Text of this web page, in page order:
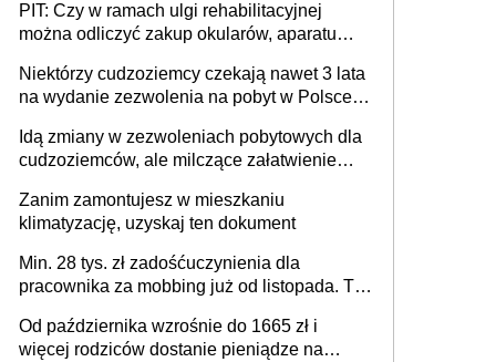
dni od ustania stosunku pracy
PIT: Czy w ramach ulgi rehabilitacyjnej
można odliczyć zakup okularów, aparatu
Niektórzy cudzoziemcy czekają nawet 3 lata
na wydanie zezwolenia na pobyt w Polsce.
opóźnienia z kartami pobytu to realny
problem
Idą zmiany w zezwoleniach pobytowych dla
cudzoziemców, ale milczące załatwienie
Zanim zamontujesz w mieszkaniu
klimatyzację, uzyskaj ten dokument
Min. 28 tys. zł zadośćuczynienia dla
pracownika za mobbing już od listopada. To
zespołu
Od października wzrośnie do 1665 zł i
więcej rodziców dostanie pieniądze na